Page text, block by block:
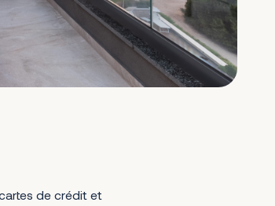
de crédit et